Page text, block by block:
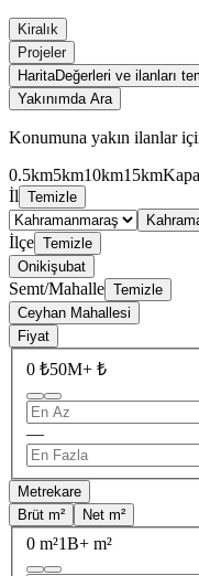
Kiralık
Projeler
HaritaDeğerleri ve ilanları
Yakınımda Ara
Konumuna yakın ilanlar
0.5km5km10km15km
İl Temizle
İlçe Temizle
Onikişubat
Semt/Mahalle Temizle
Ceyhan Mahallesi
Fiyat
0 ₺50M+ ₺
—
Metrekare
Brüt m²
Net m²
0 m²1B+ m²